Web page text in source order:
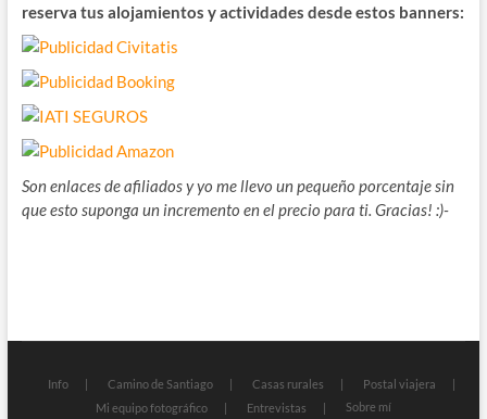
reserva tus alojamientos y actividades desde estos banners:
Son enlaces de afiliados y yo me llevo un pequeño porcentaje sin
que esto suponga un incremento en el precio para ti. Gracias! :)-
Info Camino de Santiago Casas rurales
Postal viajera
Mi equipo fotográfico
Entrevistas Sobre mí